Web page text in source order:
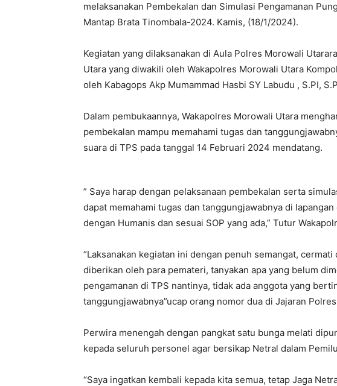
melaksanakan Pembekalan dan Simulasi Pengamanan
Mantap Brata Tinombala-2024. Kamis, (18/1/2024).
Kegiatan yang dilaksanakan di Aula Polres Morowali
Utara yang diwakili oleh Wakapolres Morowali Utara
oleh Kabagops Akp Mumammad Hasbi SY Labudu , S.PI,
Dalam pembukaannya, Wakapolres Morowali Utara
pembekalan mampu memahami tugas dan
suara di TPS pada tanggal 14 Februari 2024 mendatang.
” Saya harap dengan pelaksanaan pembekalan serta
dapat memahami tugas dan tanggungjawabnya di
dengan Humanis dan sesuai SOP yang ada,” Tutur
“Laksanakan kegiatan ini dengan penuh semangat,
diberikan oleh para pemateri, tanyakan apa yang belum
pengamanan di TPS nantinya, tidak ada anggota yang
tanggungjawabnya”ucap orang nomor dua di Jajaran
Perwira menengah dengan pangkat satu bunga melati
kepada seluruh personel agar bersikap Netral dalam
“Saya ingatkan kembali kepada kita semua, tetap Jaga